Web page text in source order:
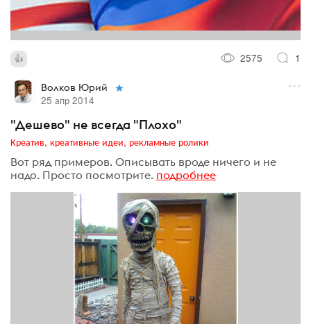
2575 1
Волков Юрий
25 апр 2014
"Дешево" не всегда "Плохо"
Креатив, креативные идеи, рекламные ролики
Вот ряд примеров. Описывать вроде ничего и не
надо. Просто посмотрите. подробнее